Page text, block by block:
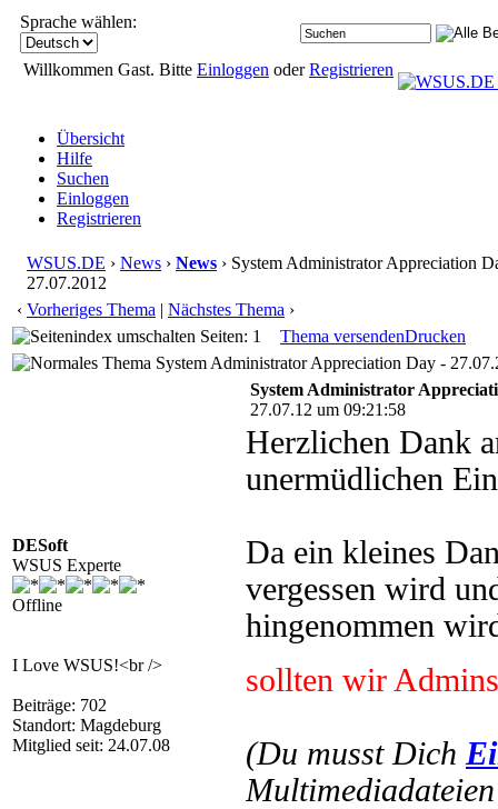
Sprache wählen:
Willkommen Gast. Bitte Einloggen oderRegistrieren
Übersicht
Hilfe
Suchen
Einloggen
Registrieren
WSUS.DE › News › News › System Administrator Appreciation
27.07.2012
‹ Vorheriges Thema | Nächstes Thema ›
Seiten: 1
Thema versendenDrucken
System Administrator Appreciation Day -
DESoft
WSUS Experte
Offline
I Love WSUS!<br />
Beiträge: 702
Standort: Magdeburg
Mitglied seit: 24.07.08
System Administrator
27.07.12 um 09:21:58
Herzlichen Dank
unermüdlichen
Da ein kleines
vergessen wird
hingenommen
sollten wir
(Du musst Dich